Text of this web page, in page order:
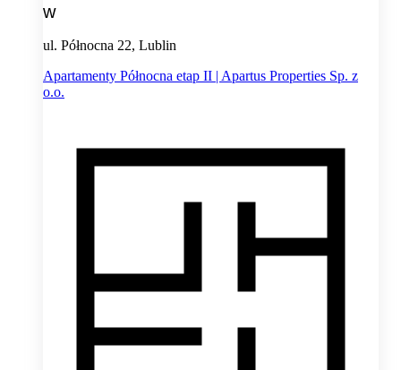
w
ul. Północna 22, Lublin
Apartamenty Północna etap II | Apartus Properties Sp. z
o.o.